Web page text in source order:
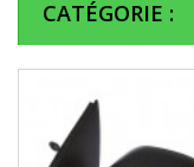
CATÉGORIE :